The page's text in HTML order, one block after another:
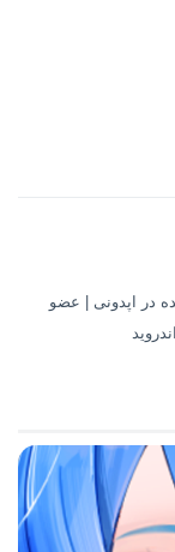
در اپدونی | عضو